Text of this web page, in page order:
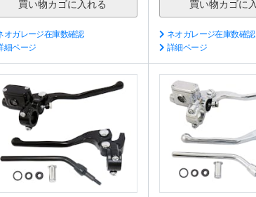
オガレージ在庫数確認
細ページ
ネオガレージ在庫数確認
詳細ページ